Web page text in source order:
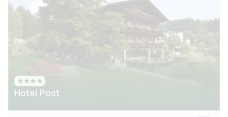
Hotel Post